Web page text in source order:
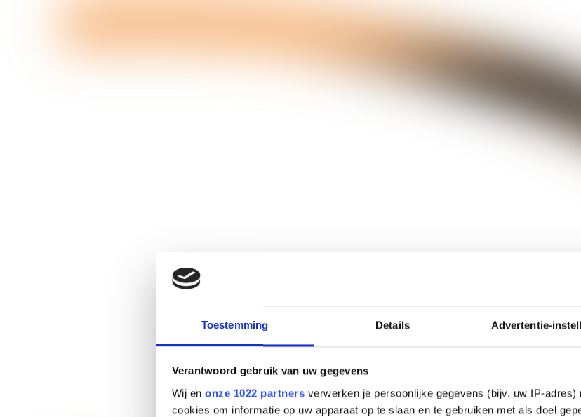
Toestemming Details Advertentie-
Verantwoord gebruik van uw gegevens
Wij en onze 1022 partners verwerken je persoonlijke gegevens (bijv. uw IP-
cookies om informatie op uw apparaat op te slaan en te gebruiken met als doel